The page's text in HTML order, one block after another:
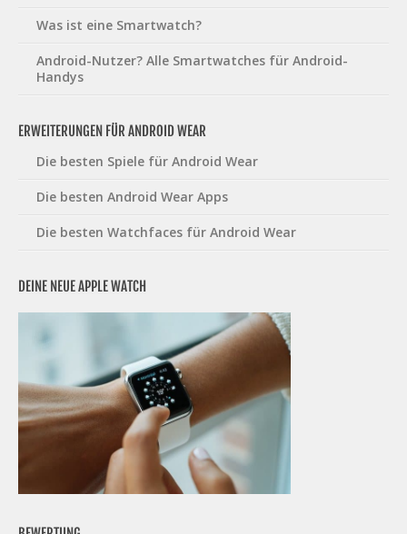
Was ist eine Smartwatch?
Android-Nutzer? Alle Smartwatches für Android-
Handys
ERWEITERUNGEN FÜR ANDROID WEAR
Die besten Spiele für Android Wear
Die besten Android Wear Apps
Die besten Watchfaces für Android Wear
DEINE NEUE APPLE WATCH